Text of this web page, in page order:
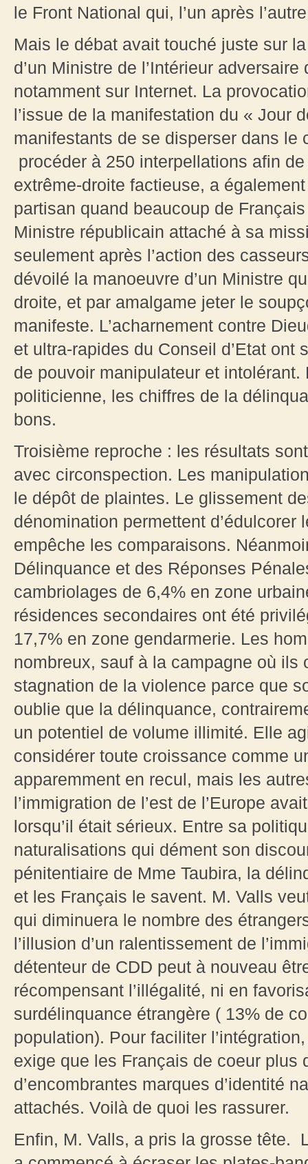
le Front National qui, l’un après
Mais le débat avait touché juste sur
d’un Ministre de l’Intérieur
notamment sur Internet. La
l’issue de la manifestation du « Jour
manifestants de se disperser dans le
procéder à 250 interpellations afin
extrême-droite factieuse, a
partisan quand beaucoup de
Ministre républicain attaché à sa
seulement après l’action des
dévoilé la manoeuvre d’un Ministre
droite, et par amalgame jeter le
manifeste. L’acharnement contre
et ultra-rapides du Conseil d’Etat
de pouvoir manipulateur et
politicienne, les chiffres de la
bons.
Troisième reproche : les résultats
avec circonspection. Les
le dépôt de plaintes. Le glissement
dénomination permettent
empêche les comparaisons.
Délinquance et des Réponses
cambriolages de 6,4% en zone
résidences secondaires ont été
17,7% en zone gendarmerie. Les
nombreux, sauf à la campagne où ils
stagnation de la violence parce que
oublie que la délinquance,
un potentiel de volume illimité. Elle
considérer toute croissance comme
apparemment en recul, mais les
l’immigration de l’est de l’Europe
lorsqu’il était sérieux. Entre sa
naturalisations qui dément son
pénitentiaire de Mme Taubira, la
et les Français le savent. M. Valls
qui diminuera le nombre des
l’illusion d’un ralentissement de
détenteur de CDD peut à nouveau
récompensant l’illégalité, ni en
surdélinquance étrangère ( 13% de
population). Pour faciliter
exige que les Français de coeur plus
d’encombrantes marques d’identité
attachés. Voilà de quoi les rassurer.
Enfin, M. Valls, a pris la grosse tête.